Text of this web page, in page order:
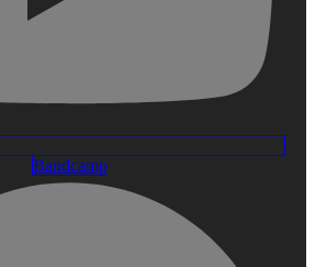
Bandcamp